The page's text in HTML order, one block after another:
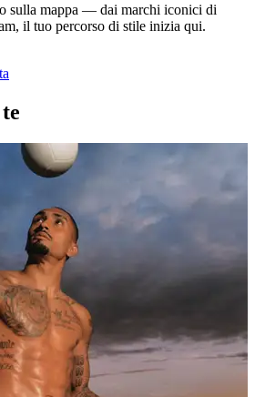
sulla mappa — dai marchi iconici di
il tuo percorso di stile inizia qui.